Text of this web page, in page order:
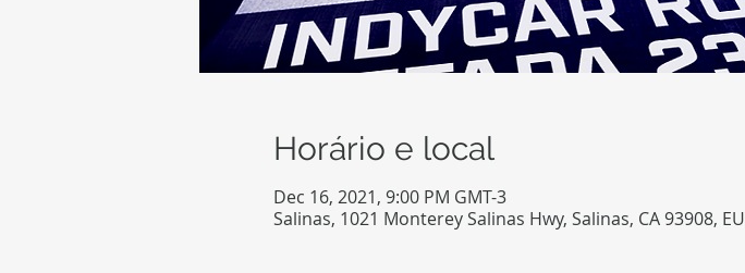
Horário e local
Dec 16, 2021, 9:00 PM GMT-3
Salinas, 1021 Monterey Salinas Hwy, Salinas, CA 93908,